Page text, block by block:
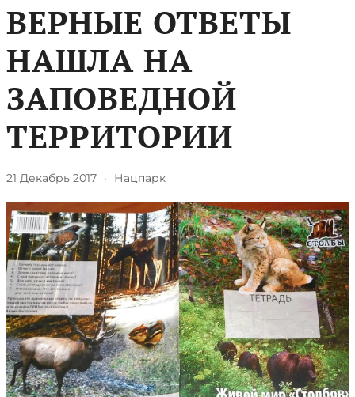
​ВЕРНЫЕ ОТВЕТЫ
НАШЛА НА
ЗАПОВЕДНОЙ
ТЕРРИТОРИИ
21 Декабрь 2017 · Нацпарк